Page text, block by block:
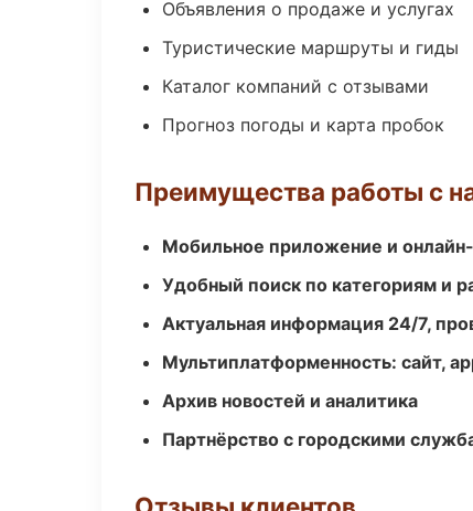
Объявления о продаже и услугах
Туристические маршруты и гиды
Каталог компаний с отзывами
Прогноз погоды и карта пробок
Преимущества работы с
Мобильное приложение и
Удобный поиск по категориям и
Актуальная информация 24/7,
Мультиплатформенность: сайт,
Архив новостей и аналитика
Партнёрство с городскими